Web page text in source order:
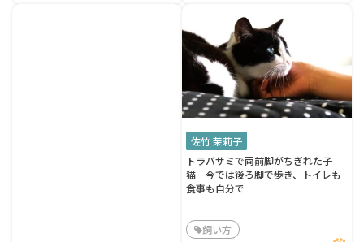
佐竹 茉莉子
トラバサミで両前脚がちぎれた子
猫 今では後ろ脚で歩き、トイレも
食事も自分で
飼い方